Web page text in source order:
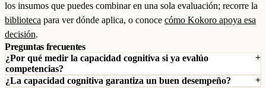
los insumos que puedes combinar en una sola evaluación; recorre la
biblioteca para ver dónde aplica, o conoce cómo Kokoro apoya esa
decisión.
Preguntas frecuentes
¿Por qué medir la capacidad cognitiva si ya evalúo
competencias?
¿La capacidad cognitiva garantiza un buen desempeño?